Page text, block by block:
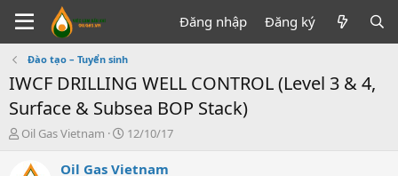
Đăng nhập Đăng ký
Đào tạo – Tuyển sinh
IWCF DRILLING WELL CONTROL (Level 3 & 4,
Surface & Subsea BOP Stack)
T
Oil Gas Vietnam
N
à
12/10/17
Oil Gas Vietnam